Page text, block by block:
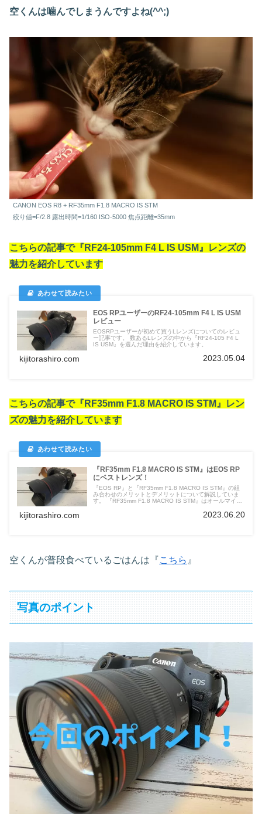
空くんは噛んでしまうんですよね(^^;)
CANON EOS R8 + RF35mm F1.8 MACRO IS STM
絞り値=F/2.8 露出時間=1/160 ISO-5000 焦点距離=35mm
こちらの記事で『RF24-105mm F4 L IS USM』レンズの
魅力を紹介しています
EOS RPユーザーのRF24-105mm F4 L IS USM
レビュー
EOSRPユーザーが初めて買うLレンズについてのレビュ
ー記事です。 数あるLレンズの中から『RF24-105 F4 L
IS USM』を選んだ理由を紹介しています。
kijitorashiro.com 2023.05.04
こちらの記事で『RF35mm F1.8 MACRO IS STM』レン
ズの魅力を紹介しています
『RF35mm F1.8 MACRO IS STM』はEOS RP
にベストレンズ！
『EOS RP』と『RF35mm F1.8 MACRO IS STM』の組
み合わせのメリットとデメリットについて解説していま
す。 『RF35mm F1.8 MACRO IS STM』はオールマイテ
kijitorashiro.com 2023.06.20
空くんが普段食べているごはんは『こちら 』
写真のポイント